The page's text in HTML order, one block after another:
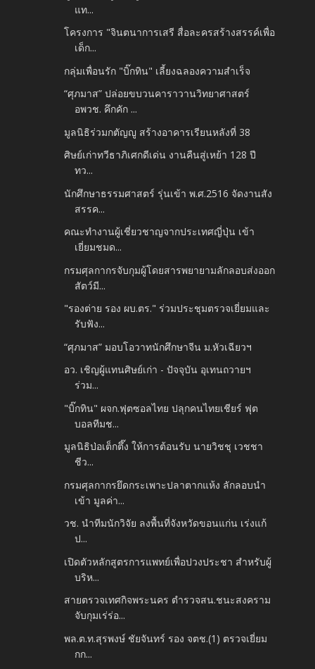
แท...
โครงการ "จินตนาการเสรี สื่อละครสร้างสรรค์เพื่อ
เด็ก...
กลุ่มเพื่อนรัก "บิ๊กทิน" เลี้ยงฉลองความสำเร็จ
“ศุภมาส” ปล่อยขบวนคาราวานวิทยาศาสตร์
อพวช. คึกคัก ...
มูลนิธิร่วมกตัญญู สร้างอาคารเรียนหลังที่ 38
ศิษย์เก่าทวีธาภิเศกดีเด่น งานคืนสู่เหย้า 128 ปี
ทว...
นักศึกษาธรรมศาสตร์ รุ่นเข้า พ.ศ.2516 จัดงานสัง
สรรค...
คณะทำงานผู้เชี่ยวชาญจากประเทศญี่ปุ่น เข้า
เยี่ยมชมด...
กรมศุลกากรจับกุมผู้โดยสารพยายามลักลอบส่งออก
สัตว์มี...
"รองต่าย รอง ผบ.ตร." ร่วมประชุมตรวจเยี่ยมและ
รับฟัง...
“ศุภมาส” มอบโอวาทนักศึกษาจีน ม.หัวเฉียวฯ
อว. เชิญผู้แทนศิษย์เก่า - ปัจจุบัน อุเทนถวายฯ
ร่วม...
"บิ๊กทิน" ผจก.ฟุตซอลไทย ปลุกคนไทยเชียร์ ฟุต
บอลทีมช...
มูลนิธิป่อเต็กตึ๊ง ให้การต้อนรับ นายวิชชุ เวชชา
ชีว...
กรมศุลกากรยึดกระเพาะปลาตากแห้ง ลักลอบนำ
เข้า มูลค่า...
วช. นำทีมนักวิจัย ลงพื้นที่จังหวัดขอนแก่น เร่งแก้
ป...
เปิดตัวหลักสูตรการแพทย์เพื่อปวงประชา สำหรับผู้
บริห...
สายตรวจเทศกิจพระนคร ตำรวจสน.ชนะสงคราม
จับกุมเร่ร่อ...
พล.ต.ท.สุรพงษ์ ชัยจันทร์ รอง จตช.(1) ตรวจเยี่ยม
กก...